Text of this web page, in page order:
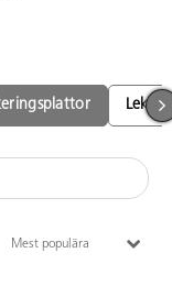
Mest populära